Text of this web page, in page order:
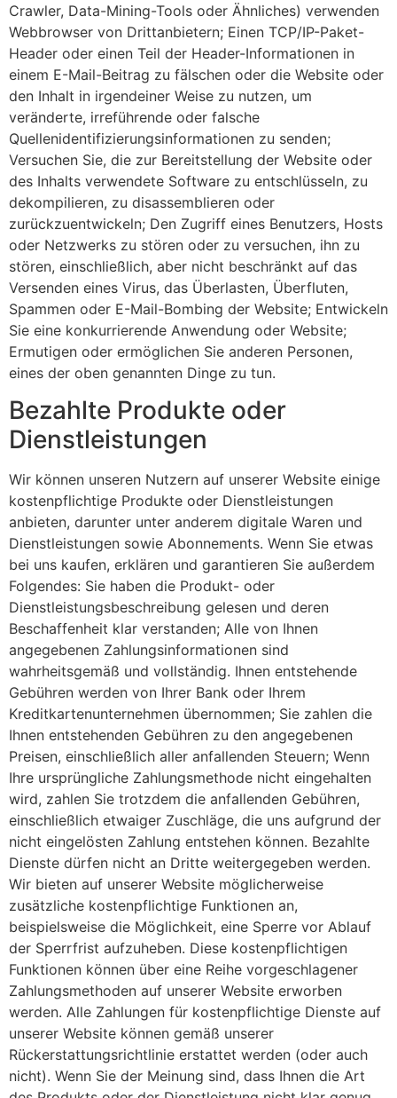
Crawler, Data-Mining-Tools oder Ähnliches) verwenden
Webbrowser von Drittanbietern; Einen TCP/IP-Paket-
Header oder einen Teil der Header-Informationen in
einem E-Mail-Beitrag zu fälschen oder die Website oder
den Inhalt in irgendeiner Weise zu nutzen, um
veränderte, irreführende oder falsche
Quellenidentifizierungsinformationen zu senden;
Versuchen Sie, die zur Bereitstellung der Website oder
des Inhalts verwendete Software zu entschlüsseln, zu
dekompilieren, zu disassemblieren oder
zurückzuentwickeln; Den Zugriff eines Benutzers, Hosts
oder Netzwerks zu stören oder zu versuchen, ihn zu
stören, einschließlich, aber nicht beschränkt auf das
Versenden eines Virus, das Überlasten, Überfluten,
Spammen oder E-Mail-Bombing der Website; Entwickeln
Sie eine konkurrierende Anwendung oder Website;
Ermutigen oder ermöglichen Sie anderen Personen,
eines der oben genannten Dinge zu tun.
Bezahlte Produkte oder
Dienstleistungen
Wir können unseren Nutzern auf unserer Website einige
kostenpflichtige Produkte oder Dienstleistungen
anbieten, darunter unter anderem digitale Waren und
Dienstleistungen sowie Abonnements. Wenn Sie etwas
bei uns kaufen, erklären und garantieren Sie außerdem
Folgendes: Sie haben die Produkt- oder
Dienstleistungsbeschreibung gelesen und deren
Beschaffenheit klar verstanden; Alle von Ihnen
angegebenen Zahlungsinformationen sind
wahrheitsgemäß und vollständig. Ihnen entstehende
Gebühren werden von Ihrer Bank oder Ihrem
Kreditkartenunternehmen übernommen; Sie zahlen die
Ihnen entstehenden Gebühren zu den angegebenen
Preisen, einschließlich aller anfallenden Steuern; Wenn
Ihre ursprüngliche Zahlungsmethode nicht eingehalten
wird, zahlen Sie trotzdem die anfallenden Gebühren,
einschließlich etwaiger Zuschläge, die uns aufgrund der
nicht eingelösten Zahlung entstehen können. Bezahlte
Dienste dürfen nicht an Dritte weitergegeben werden.
Wir bieten auf unserer Website möglicherweise
zusätzliche kostenpflichtige Funktionen an,
beispielsweise die Möglichkeit, eine Sperre vor Ablauf
der Sperrfrist aufzuheben. Diese kostenpflichtigen
Funktionen können über eine Reihe vorgeschlagener
Zahlungsmethoden auf unserer Website erworben
werden. Alle Zahlungen für kostenpflichtige Dienste auf
unserer Website können gemäß unserer
Rückerstattungsrichtlinie erstattet werden (oder auch
nicht). Wenn Sie der Meinung sind, dass Ihnen die Art